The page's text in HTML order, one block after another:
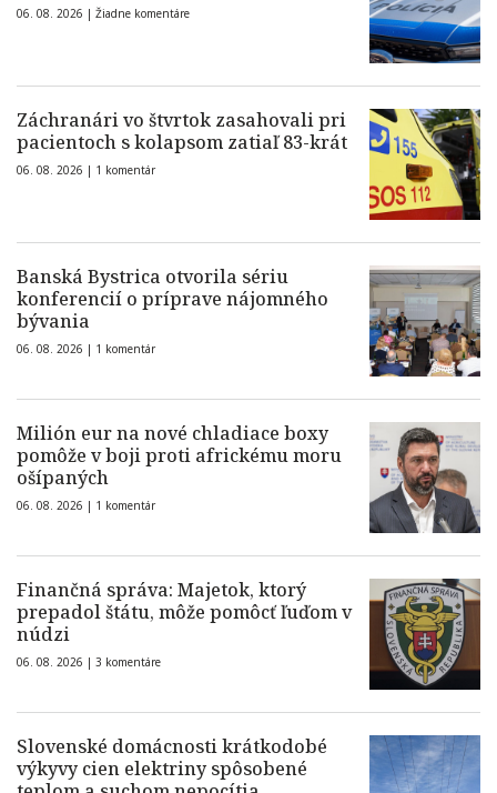
06. 08. 2026 | Žiadne komentáre
Záchranári vo štvrtok zasahovali pri
pacientoch s kolapsom zatiaľ 83-krát
06. 08. 2026 | 1 komentár
Banská Bystrica otvorila sériu
konferencií o príprave nájomného
bývania
06. 08. 2026 | 1 komentár
Milión eur na nové chladiace boxy
pomôže v boji proti africkému moru
ošípaných
06. 08. 2026 | 1 komentár
Finančná správa: Majetok, ktorý
prepadol štátu, môže pomôcť ľuďom v
núdzi
06. 08. 2026 | 3 komentáre
Slovenské domácnosti krátkodobé
výkyvy cien elektriny spôsobené